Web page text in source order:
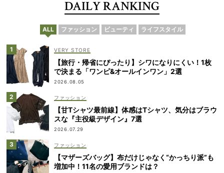
DAILY RANKING
ALL ファッション ビューティ ライフスタイル
VERY STORE
【旅行・帰省にぴったり】シワになりにくい！1枚
で決まる「ワンピ&オールインワン」2選
2026.08.05
ファッション
【甘Tシャツ最前線】体感はTシャツ、気分はブラウ
スな『主役級デザイン』7選
2026.07.29
ファッション
【マザーズバッグ】布だけじゃなく“かっちり派”も
増加中！11名の愛用ブランドは？